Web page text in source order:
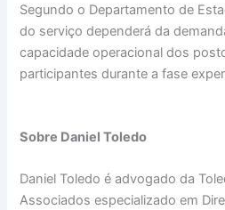
Segundo o Departamento de
do serviço dependerá da
capacidade operacional dos
participantes durante a fase
Sobre Daniel Toledo
Daniel Toledo é advogado da
Associados especializado em